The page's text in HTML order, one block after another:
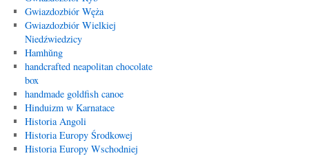
Gwiazdozbiór Węża
Gwiazdozbiór Wielkiej
Niedźwiedzicy
Hamhŭng
handcrafted neapolitan chocolate
box
handmade goldfish canoe
Hinduizm w Karnatace
Historia Angoli
Historia Europy Środkowej
Historia Europy Wschodniej